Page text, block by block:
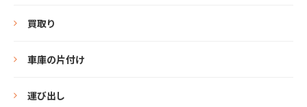
買取り
車庫の片付け
運び出し